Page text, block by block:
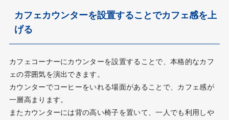
カフェカウンターを設置することでカフェ感を上
げる
カフェコーナーにカウンターを設置することで、本格的なカフ
ェの雰囲気を演出できます。
カウンターでコーヒーをいれる場面があることで、カフェ感が
一層高まります。
またカウンターには背の高い椅子を置いて、一人でも利用しや